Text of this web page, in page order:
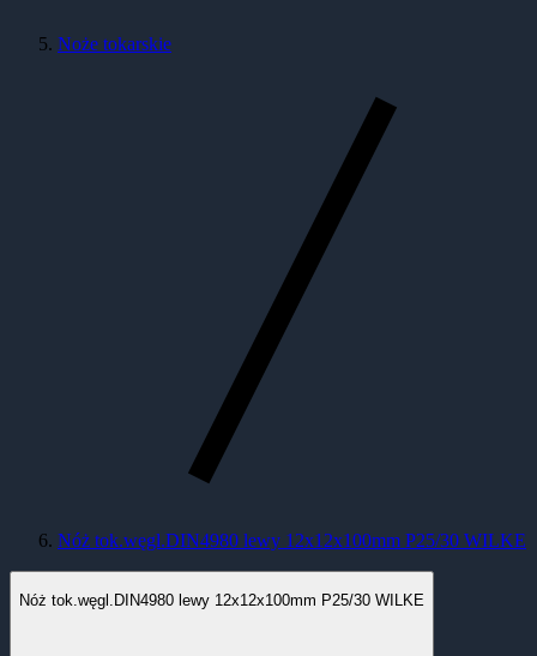
Noże tokarskie
Nóż tok.węgl.DIN4980 lewy 12x12x100mm P25/30 WILKE
Nóż tok.węgl.DIN4980 lewy 12x12x100mm P25/30 WILKE